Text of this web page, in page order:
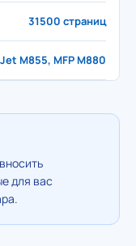
31500 страниц
M855, MFP M880
для вас